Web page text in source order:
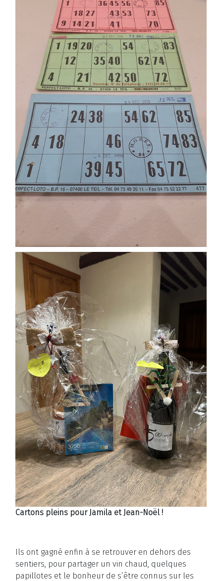
Cartons pleins pour Jamila et Jean-Noël !
Ils ont gagné enfin à se retrouver en dehors des
sentiers, pour partager un vin chaud, quelques
papillotes et le bonheur de s’être connus sur les